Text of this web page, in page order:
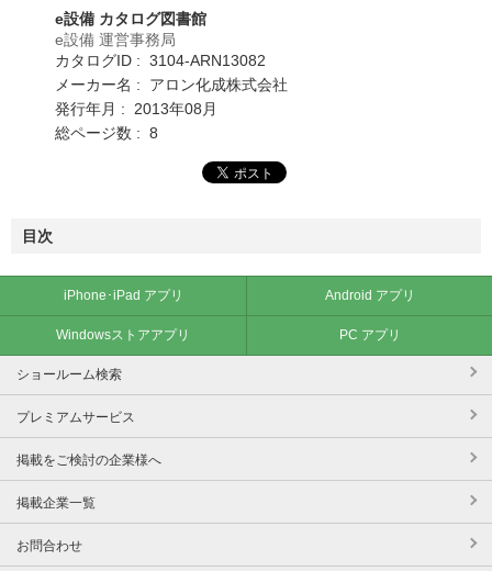
e設備 カタログ図書館
e設備 運営事務局
カタログID : 3104-ARN13082
メーカー名 : アロン化成株式会社
発行年月 : 2013年08月
総ページ数 : 8
目次
iPhone･iPad アプリ Android アプリ
Windowsストアアプリ PC アプリ
ショールーム検索
プレミアムサービス
掲載をご検討の企業様へ
掲載企業一覧
お問合わせ